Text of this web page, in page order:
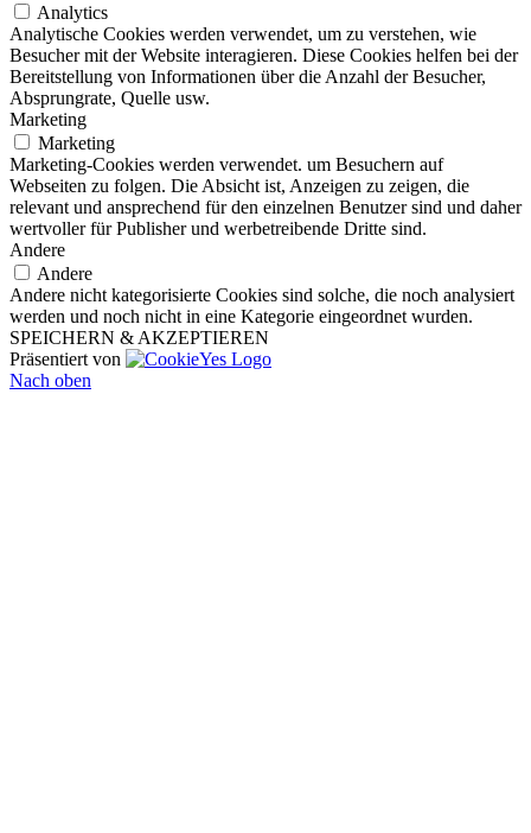
Analytics
Analytische Cookies werden verwendet, um zu verstehen, wie
Besucher mit der Website interagieren. Diese Cookies helfen bei der
Bereitstellung von Informationen über die Anzahl der Besucher,
Absprungrate, Quelle usw.
Marketing
Marketing
Marketing-Cookies werden verwendet. um Besuchern auf
Webseiten zu folgen. Die Absicht ist, Anzeigen zu zeigen, die
relevant und ansprechend für den einzelnen Benutzer sind und daher
wertvoller für Publisher und werbetreibende Dritte sind.
Andere
Andere
Andere nicht kategorisierte Cookies sind solche, die noch analysiert
werden und noch nicht in eine Kategorie eingeordnet wurden.
SPEICHERN & AKZEPTIEREN
Präsentiert von
Nach oben